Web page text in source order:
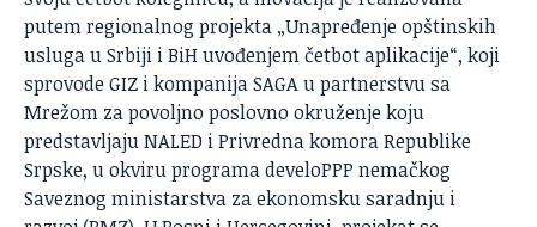
putem regionalnog projekta „Unapređenje opštinskih
usluga u Srbiji i BiH uvođenjem četbot aplikacije“, koji
sprovode GIZ i kompanija SAGA u partnerstvu sa
Mrežom za povoljno poslovno okruženje koju
predstavljaju NALED i Privredna komora Republike
Srpske, u okviru programa develoPPP nemačkog
Saveznog ministarstva za ekonomsku saradnju i